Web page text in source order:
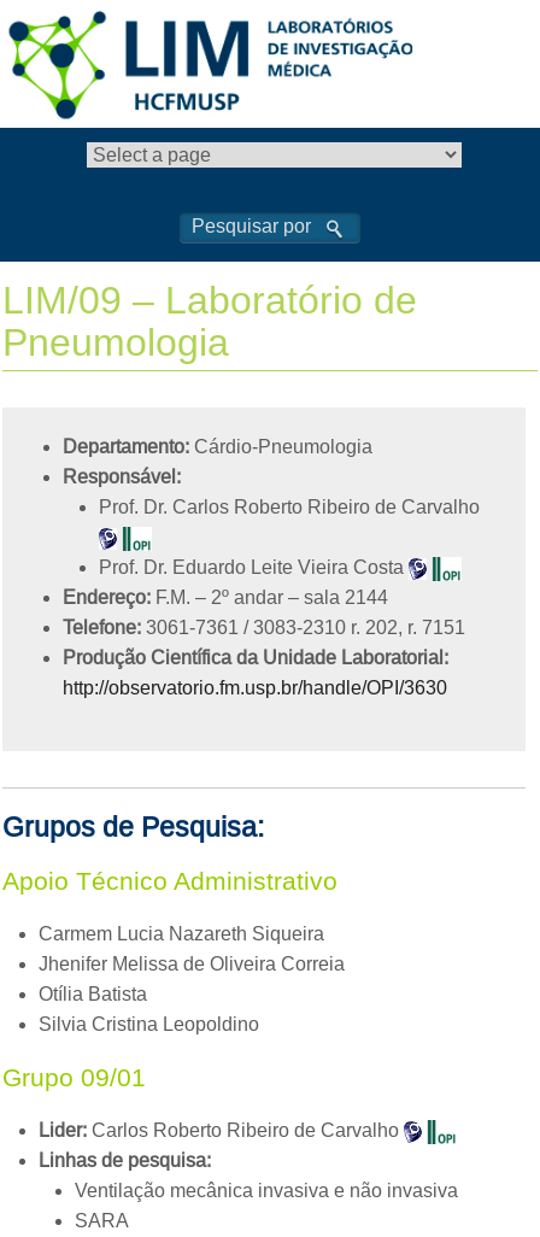
LIM/09 – Laboratório de
Pneumologia
Departamento: Cárdio-Pneumologia
Responsável:
Prof. Dr. Carlos Roberto Ribeiro de Carvalho
Prof. Dr. Eduardo Leite Vieira Costa
Endereço: F.M. – 2º andar – sala 2144
Telefone: 3061-7361 / 3083-2310 r. 202, r. 7151
Produção Científica da Unidade Laboratorial:
http://observatorio.fm.usp.br/handle/OPI/3630
Grupos de Pesquisa:
Apoio Técnico Administrativo
Carmem Lucia Nazareth Siqueira
Jhenifer Melissa de Oliveira Correia
Otília Batista
Silvia Cristina Leopoldino
Grupo 09/01
Lider: Carlos Roberto Ribeiro de Carvalho
Linhas de pesquisa:
Ventilação mecânica invasiva e não invasiva
SARA